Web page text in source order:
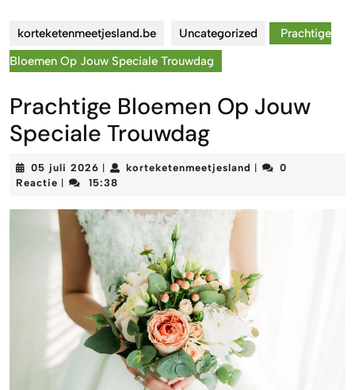
korteketenmeetjesland.be Uncategorized
Prachtige
Bloemen Op Jouw Speciale Trouwdag
Prachtige Bloemen Op Jouw
Speciale Trouwdag
05 juli 2026 05
juli
korteketenmeetjesland
0
Reactie
15:38